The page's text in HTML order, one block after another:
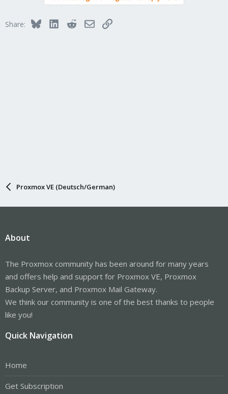
Share: BlueskyLinkedInRedditEmailLink
Proxmox VE (Deutsch/German)
About
The Proxmox community has been around for many years
and offers help and support for Proxmox VE, Proxmox
Backup Server, and Proxmox Mail Gateway.
We think our community is one of the best thanks to people
like you!
Quick Navigation
Home
Get Subscription